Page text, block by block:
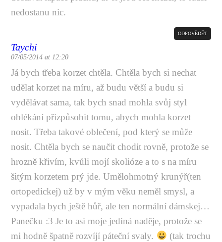
nedostanu nic.
Taychi
07/05/2014 at 12:20
ODPOVĚDĚT
Já bych třeba korzet chtěla. Chtěla bych si nechat
udělat korzet na míru, až budu větší a budu si
vydělávat sama, tak bych snad mohla svůj styl
oblékání přizpůsobit tomu, abych mohla korzet
nosit. Třeba takové oblečení, pod který se může
nosit. Chtěla bych se naučit chodit rovně, protože se
hrozně křivím, kvůli mojí skolióze a to s na míru
šitým korzetem prý jde. Umělohmotný krunýř(ten
ortopedickej) už by v mým věku neměl smysl, a
vypadala bych ještě hůř, ale ten normální dámskej…
Panečku :3 Je to asi moje jediná naděje, protože se
mi hodně špatně rozvíjí páteční svaly.
(tak trochu